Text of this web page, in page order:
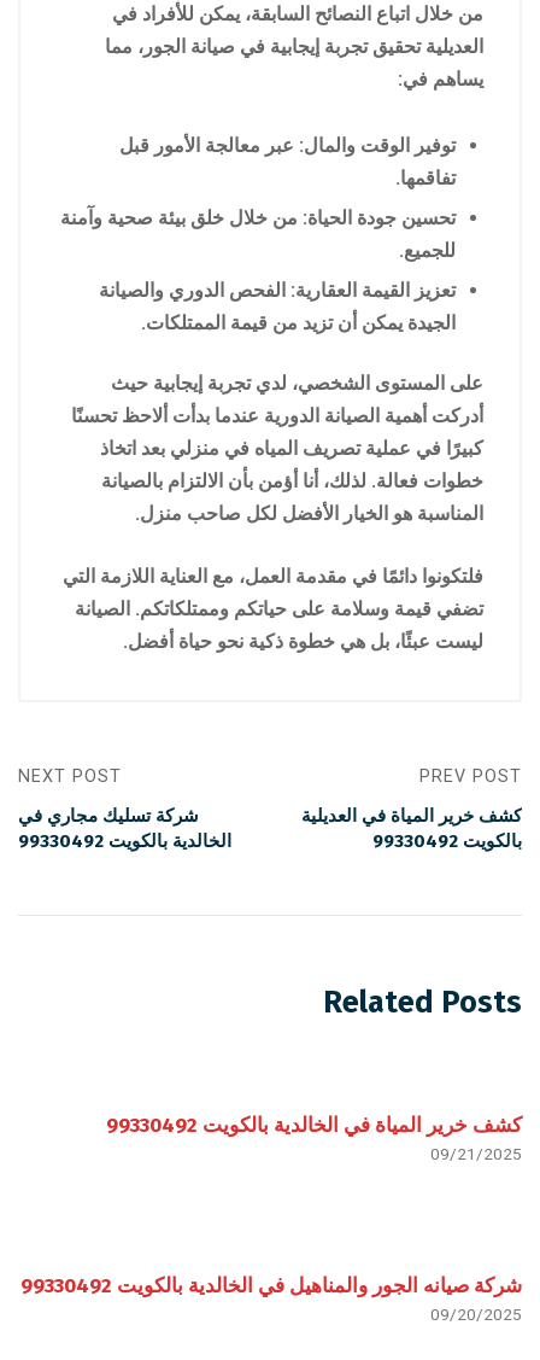
من خلال اتباع النصائح السابقة، يمكن للأفراد في
العديلية تحقيق تجربة إيجابية في صيانة الجور، مما
يساهم في:
توفير الوقت والمال: عبر معالجة الأمور قبل
تفاقمها.
تحسين جودة الحياة: من خلال خلق بيئة صحية وآمنة
للجميع.
تعزيز القيمة العقارية: الفحص الدوري والصيانة
الجيدة يمكن أن تزيد من قيمة الممتلكات.
على المستوى الشخصي، لدي تجربة إيجابية حيث
أدركت أهمية الصيانة الدورية عندما بدأت ألاحظ تحسنًا
كبيرًا في عملية تصريف المياه في منزلي بعد اتخاذ
خطوات فعالة. لذلك، أنا أؤمن بأن الالتزام بالصيانة
المناسبة هو الخيار الأفضل لكل صاحب منزل.
فلتكونوا دائمًا في مقدمة العمل، مع العناية اللازمة التي
تضفي قيمة وسلامة على حياتكم وممتلكاتكم. الصيانة
ليست عبئًا، بل هي خطوة ذكية نحو حياة أفضل.
PREV POST
كشف خرير المياة في العديلية
بالكويت 99330492
NEXT POST
شركة تسليك مجاري في
الخالدية بالكويت 99330492
Related Posts
كشف خرير المياة في الخالدية بالكويت 99330492
09/21/2025
شركة صيانه الجور والمناهيل في الخالدية بالكويت 99330492
09/20/2025